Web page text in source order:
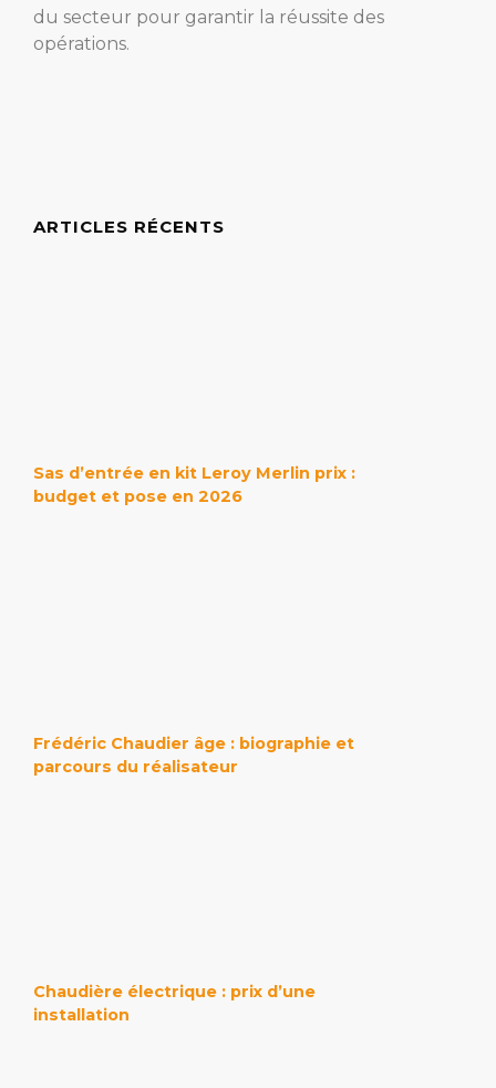
du secteur pour garantir la réussite des
opérations.
ARTICLES RÉCENTS
Sas d’entrée en kit Leroy Merlin prix :
budget et pose en 2026
Frédéric Chaudier âge : biographie et
parcours du réalisateur
Chaudière électrique : prix d’une
installation